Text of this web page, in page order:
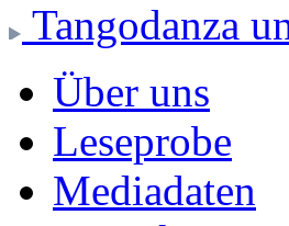
Tangodanza
Über uns
Leseprobe
Mediadaten